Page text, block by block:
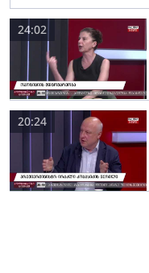
24:02
20:24